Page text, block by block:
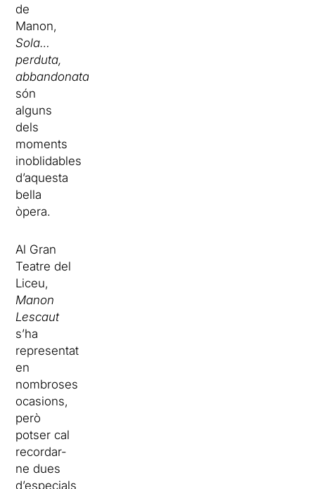
de
Manon,
Sola…
perduta,
abbandonata
són
alguns
dels
moments
inoblidables
d’aquesta
bella
òpera.
Al Gran
Teatre del
Liceu,
Manon
Lescaut
s’ha
representat
en
nombroses
ocasions,
però
potser cal
recordar-
ne dues
d’especials